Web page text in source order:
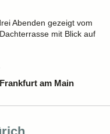
Abenden gezeigt vom
mit Blick auf
am Main